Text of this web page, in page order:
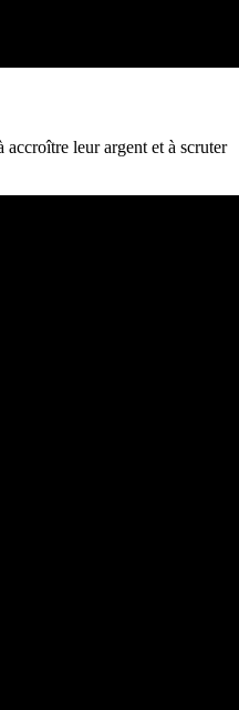
leur argent et à scruter